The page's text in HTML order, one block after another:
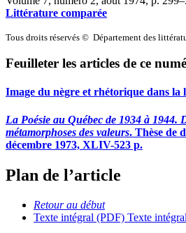
Littérature comparée
Tous droits réservés © Département des
Feuilleter les articles de ce
Image du nègre et rhétorique dans
La Poésie au Québec de 1934 à 1944.
métamorphoses des valeurs. Thèse de
décembre 1973, XLIV-523 p.
Plan de l’article
Retour au début
Texte intégral (PDF) Texte